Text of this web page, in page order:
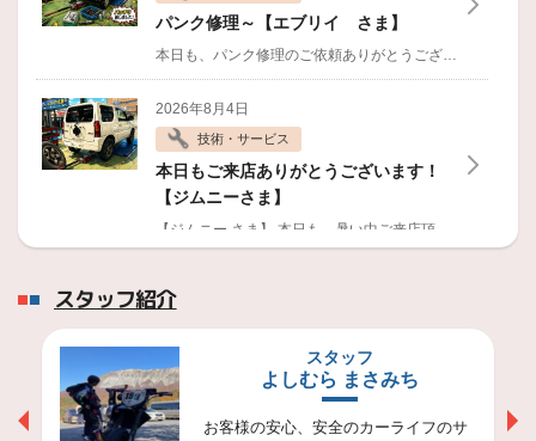
2026年6月18日
ブリヂストン製アルミホイールの一部ブラント値上の
ご案内
タイヤ点検もお任せください！
電動トルクセッター導入！
パンク修理～【エブリイ さま】
本日も、パンク修理のご依頼ありがとうございます！
2026年8月4日
技術・サービス
本日もご来店ありがとうございます！
【ジムニーさま】
【ジムニー さま】 本日も、暑い中ご来店頂きありがとうございます！
全国装着率NO.1「ブリザック」新商
品 世界の道で鍛え上げたスタッドレス
タイヤ「BLIZZAK ICEPEAK」を発売
山陰の雪道でもSUVにベストマッチな商品でました～(*´▽｀*)
スタッフ紹介
スタッフ
よしむら まさみち
お客様の安心、安全のカーライフのサ